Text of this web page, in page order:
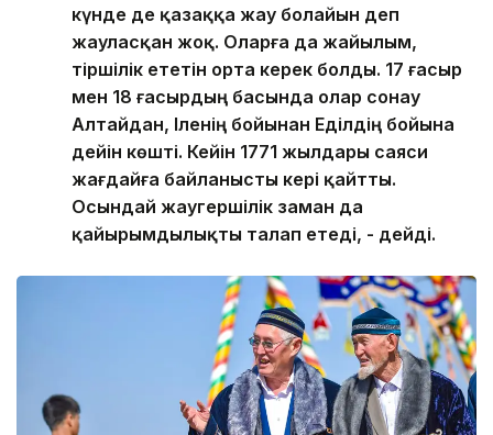
күнде де қазаққа жау болайын деп
жауласқан жоқ. Оларға да жайылым,
тіршілік ететін орта керек болды. 17 ғасыр
мен 18 ғасырдың басында олар сонау
Алтайдан, Іленің бойынан Еділдің бойына
дейін көшті. Кейін 1771 жылдары саяси
жағдайға байланысты кері қайтты.
Осындай жаугершілік заман да
қайырымдылықты талап етеді, - дейді.